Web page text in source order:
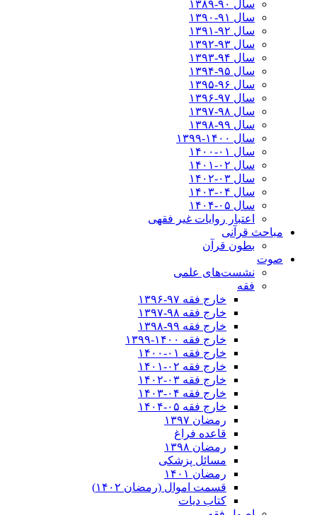
سال ۹۰-۱۳۸۹
سال ۹۱-۱۳۹۰
سال ۹۲-۱۳۹۱
سال ۹۳-۱۳۹۲
سال ۹۴-۱۳۹۳
سال ۹۵-۱۳۹۴
سال ۹۶-۱۳۹۵
سال ۹۷-۱۳۹۶
سال ۹۸-۱۳۹۷
سال ۹۹-۱۳۹۸‍
سال ۱۴۰۰-۱۳۹۹
سال ۰۱-۱۴۰۰
سال ۰۲-۱۴۰۱
سال ۰۳-۱۴۰۲
سال ۰۴-۱۴۰۳
سال ۰۵-۱۴۰۴
اعتبار روایات غیر فقهی
مباحث قرآنی
بطون قرآن
صوت
نشست‌های علمی
فقه
خارج فقه ۹۷-۱۳۹۶
خارج فقه ۹۸-۱۳۹۷
خارج فقه ۹۹-۱۳۹۸
خارج فقه ۱۴۰۰-۱۳۹۹
خارج فقه ۰۱-۱۴۰۰
خارج فقه ۰۲-۱۴۰۱
خارج فقه ۰۳-۱۴۰۲
خارج فقه ۰۴-۱۴۰۳
خارج فقه ۰۵-۱۴۰۴
رمضان ۱۳۹۷
قاعده فراغ
رمضان ۱۳۹۸
مسائل پزشکی
رمضان ۱۴۰۱
قسمت اموال (رمضان ۱۴۰۲)
کتاب دیات